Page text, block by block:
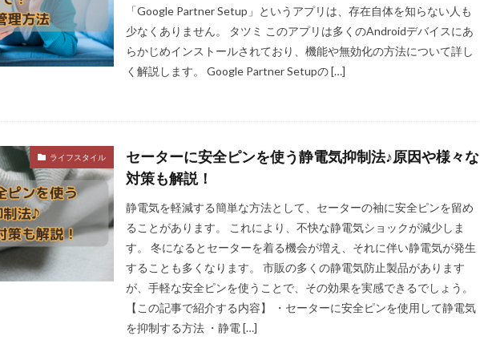
「Google Partner Setup」というアプリは、存在自体を知らない人も
少なくありません。 タツミ このアプリは多くのAndroidデバイスにあ
らかじめインストールされており、機能や無効化の方法について詳し
く解説します。 Google Partner Setupの […]
ライフスタイル
セーターに安全ピンを使う静電気抑制法♪原因や様々な
対策も解説！
静電気を軽減する簡単な方法として、セーターの袖に安全ピンを留め
ることがあります。 これにより、不快な静電気ショックが減少しま
す。 冬になるとセーターを着る機会が増え、それに伴い静電気が発生
することも多くなります。 市販の多くの静電気防止製品があります
が、手軽な安全ピンを使うことで、その効果を実感できるでしょう。
【この記事で紹介する内容】 ・セーターに安全ピンを使用して静電気
を抑制する方法 ・静電 […]